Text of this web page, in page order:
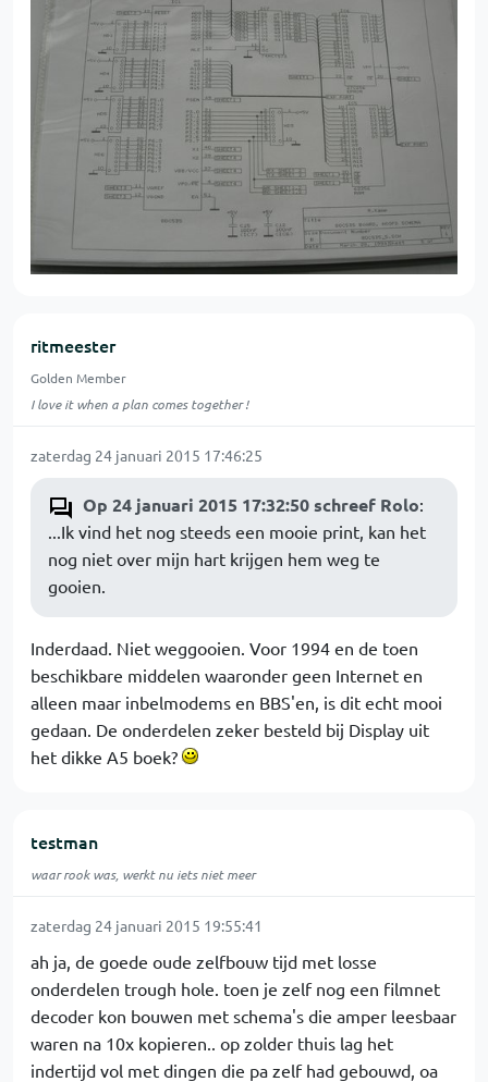
ritmeester
Golden Member
I love it when a plan comes together !
zaterdag 24 januari 2015 17:46:25
Op 24 januari 2015 17:32:50 schreef Rolo:
...Ik vind het nog steeds een mooie print, kan het
nog niet over mijn hart krijgen hem weg te
gooien.
Inderdaad. Niet weggooien. Voor 1994 en de toen
beschikbare middelen waaronder geen Internet en
alleen maar inbelmodems en BBS'en, is dit echt mooi
gedaan. De onderdelen zeker besteld bij Display uit
het dikke A5 boek?
testman
waar rook was, werkt nu iets niet meer
zaterdag 24 januari 2015 19:55:41
ah ja, de goede oude zelfbouw tijd met losse
onderdelen trough hole. toen je zelf nog een filmnet
decoder kon bouwen met schema's die amper leesbaar
waren na 10x kopieren.. op zolder thuis lag het
indertijd vol met dingen die pa zelf had gebouwd, oa